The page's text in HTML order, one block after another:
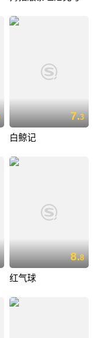
7.3
白鲸记
8.8
红气球